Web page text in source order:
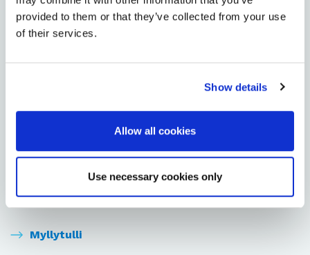
provided to them or that they’ve collected from your use
of their services.
Show details
Allow all cookies
Use necessary cookies only
Kuivasranta
Kynsilehto
Myllyoja
Myllytulli